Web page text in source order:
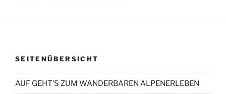
SEITENÜBERSICHT
AUF GEHT’S ZUM WANDERBAREN ALPENERLEBEN